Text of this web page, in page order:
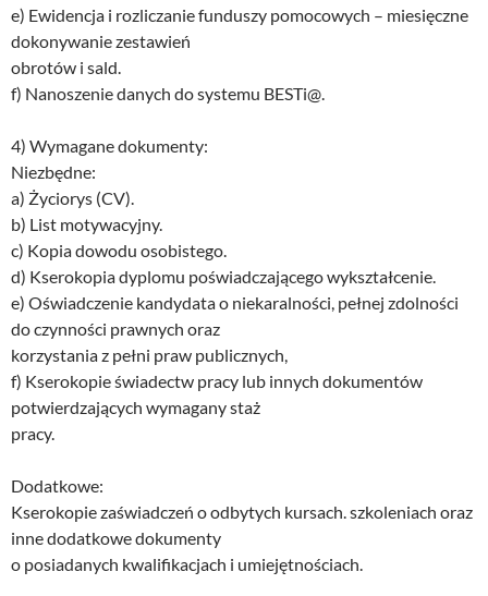
e) Ewidencja i rozliczanie funduszy pomocowych – miesięczne
dokonywanie zestawień
obrotów i sald.
f) Nanoszenie danych do systemu BESTi@.
4) Wymagane dokumenty:
Niezbędne:
a) Życiorys (CV).
b) List motywacyjny.
c) Kopia dowodu osobistego.
d) Kserokopia dyplomu poświadczającego wykształcenie.
e) Oświadczenie kandydata o niekaralności, pełnej zdolności
do czynności prawnych oraz
korzystania z pełni praw publicznych,
f) Kserokopie świadectw pracy lub innych dokumentów
potwierdzających wymagany staż
pracy.
Dodatkowe:
Kserokopie zaświadczeń o odbytych kursach. szkoleniach oraz
inne dodatkowe dokumenty
o posiadanych kwalifikacjach i umiejętnościach.